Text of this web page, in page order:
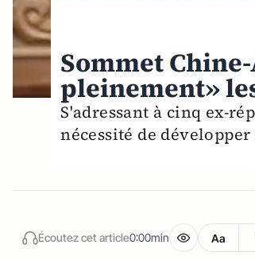
Sommet
pleinement»
S'adressant à cinq ex-
nécessité de
Écoutez cet article0:00min Aa